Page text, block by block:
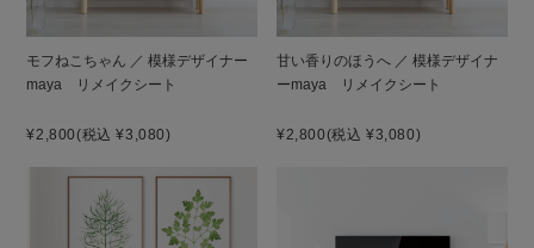
モフねこちゃん ／ 模様デザイナー
maya リメイクシート
¥2,800(税込 ¥3,080)
甘い香りのほうへ ／ 模様デザイナ
ーmaya リメイクシート
¥2,800(税込 ¥3,080)